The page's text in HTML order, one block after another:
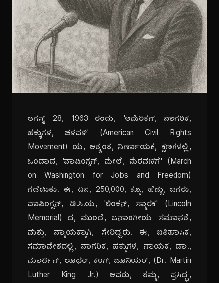
ಆಗಸ್ಟ್ 28, 1963 ರಂದು, 'ಅಮೆರಿಕನ್, ನಾಗರಿಕ,
ಹಕ್ಕುಗಳ, ಚಳವಳಿ' (American Civil Rights
Movement) ಯ, ಅತ್ಯಂತ, ನಿರ್ಣಾಯಕ, ಕ್ಷಣಗಳಲ್ಲಿ,
ಒಂದಾದ, 'ವಾಷಿಂಗ್ಟನ್, ಮೇಲೆ, ಮೆರವಣಿಗೆ' (March
on Washington for Jobs and Freedom)
ನಡೆಯಿತು. ಈ, ದಿನ, 250,000, ಕ್ಕೂ, ಹೆಚ್ಚು, ಜನರು,
ವಾಷಿಂಗ್ಟನ್, ಡಿ.ಸಿ.ಯ, 'ಲಿಂಕನ್, ಸ್ಮಾರಕ' (Lincoln
Memorial) ದ, ಮುಂದೆ, ಜನಾಂಗೀಯ, ಸಮಾನತೆ,
ಮತ್ತು, ನ್ಯಾಯಕ್ಕಾಗಿ, ಸೇರಿದ್ದರು. ಈ, ಐತಿಹಾಸಿಕ,
ಸಮಾವೇಶದಲ್ಲಿ, ನಾಗರಿಕ, ಹಕ್ಕುಗಳ, ನಾಯಕ, ಡಾ.,
ಮಾರ್ಟಿನ್, ಲೂಥರ್, ಕಿಂಗ್, ಜೂನಿಯರ್, (Dr. Martin
Luther King Jr.) ಅವರು, ತಮ್ಮ, ಪ್ರಸಿದ್ಧ,